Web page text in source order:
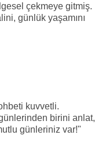
çekmeye gitmiş.
günlük yaşamını
kuvvetli.
birini anlat,
günleriniz var!"